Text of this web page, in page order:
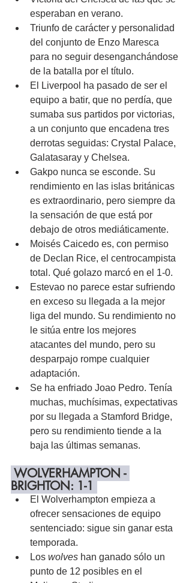
esperaban en verano.
Triunfo de carácter y personalidad
del conjunto de Enzo Maresca
para no seguir desenganchándose
de la batalla por el título.
El Liverpool ha pasado de ser el
equipo a batir, que no perdía, que
sumaba sus partidos por victorias,
a un conjunto que encadena tres
derrotas seguidas: Crystal Palace,
Galatasaray y Chelsea.
Gakpo nunca se esconde. Su
rendimiento en las islas británicas
es extraordinario, pero siempre da
la sensación de que está por
debajo de otros mediáticamente.
Moisés Caicedo es, con permiso
de Declan Rice, el centrocampista
total. Qué golazo marcó en el 1-0.
Estevao no parece estar sufriendo
en exceso su llegada a la mejor
liga del mundo. Su rendimiento no
le sitúa entre los mejores
atacantes del mundo, pero su
desparpajo rompe cualquier
adaptación.
Se ha enfriado Joao Pedro. Tenía
muchas, muchísimas, expectativas
por su llegada a Stamford Bridge,
pero su rendimiento tiende a la
baja las últimas semanas.
WOLVERHAMPTON -
BRIGHTON: 1-1
El Wolverhampton empieza a
ofrecer sensaciones de equipo
sentenciado: sigue sin ganar esta
temporada.
Los wolves han ganado sólo un
punto de 12 posibles en el